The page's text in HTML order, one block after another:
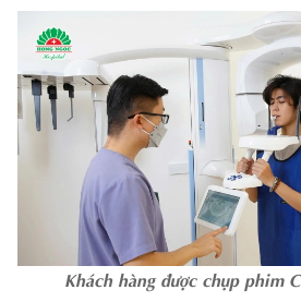
Khách hàng được chụp phim